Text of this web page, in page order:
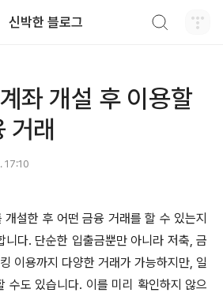
신박한 블로그
좌 개설 후 이용할
거래
17:10
설한 후 어떤 금융 거래를 할 수 있는지
니다. 단순한 입출금뿐만 아니라 저축, 금
이용까지 다양한 거래가 가능하지만, 일
수도 있습니다. 이를 미리 확인하지 않으